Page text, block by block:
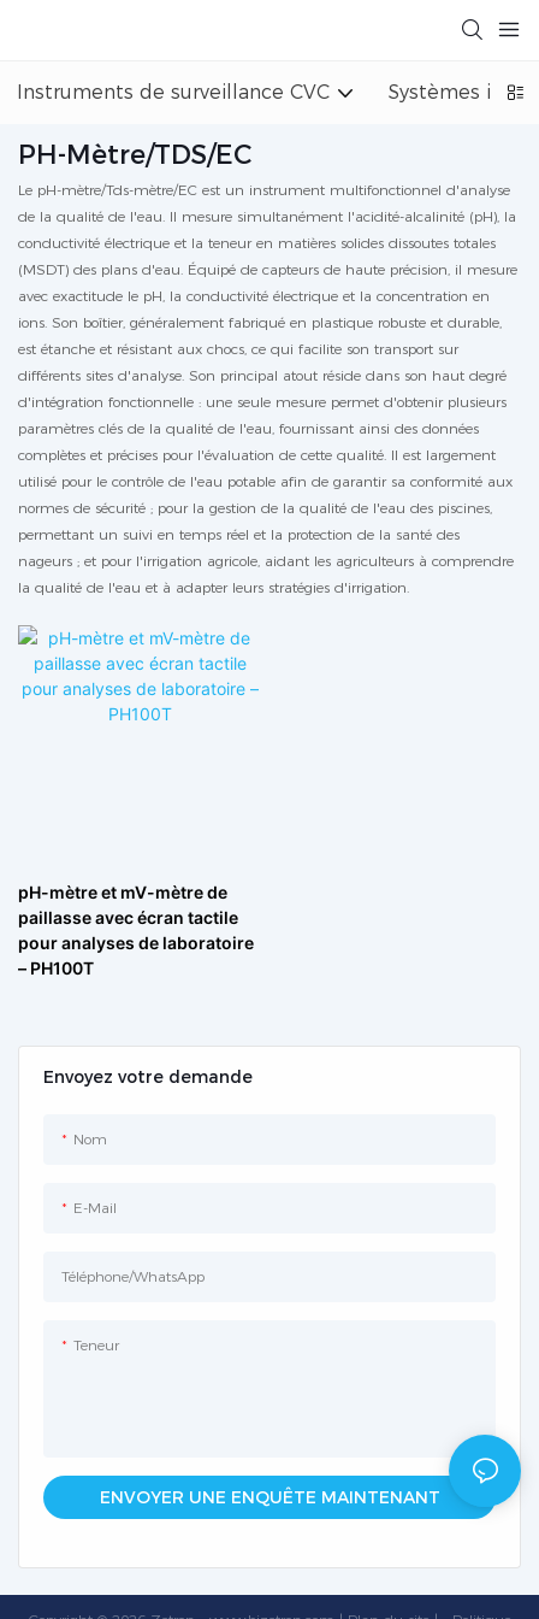
Instruments de surveillance CVC Systèmes
PH-Mètre/TDS/EC
Le pH-mètre/Tds-mètre/EC est un instrument multifonctionnel d'analyse
de la qualité de l'eau. Il mesure simultanément l'acidité-alcalinité (pH), la
conductivité électrique et la teneur en matières solides dissoutes totales
(MSDT) des plans d'eau. Équipé de capteurs de haute précision, il mesure
avec exactitude le pH, la conductivité électrique et la concentration en
ions. Son boîtier, généralement fabriqué en plastique robuste et durable,
est étanche et résistant aux chocs, ce qui facilite son transport sur
différents sites d'analyse. Son principal atout réside dans son haut degré
d'intégration fonctionnelle : une seule mesure permet d'obtenir plusieurs
paramètres clés de la qualité de l'eau, fournissant ainsi des données
complètes et précises pour l'évaluation de cette qualité. Il est largement
utilisé pour le contrôle de l'eau potable afin de garantir sa conformité aux
normes de sécurité ; pour la gestion de la qualité de l'eau des piscines,
permettant un suivi en temps réel et la protection de la santé des
nageurs ; et pour l'irrigation agricole, aidant les agriculteurs à comprendre
la qualité de l'eau et à adapter leurs stratégies d'irrigation.
Envoyez votre demande
Nom
E-Mail
Téléphone/WhatsApp
Teneur
ENVOYER UNE ENQUÊTE MAINTENANT
pH-mètre et mV-mètre de
paillasse avec écran tactile
pour analyses de laboratoire
– PH100T